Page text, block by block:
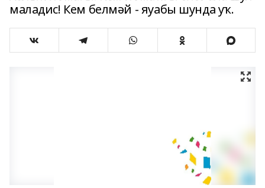
маладис! Кем белмәй - яуабы шунда уҡ.